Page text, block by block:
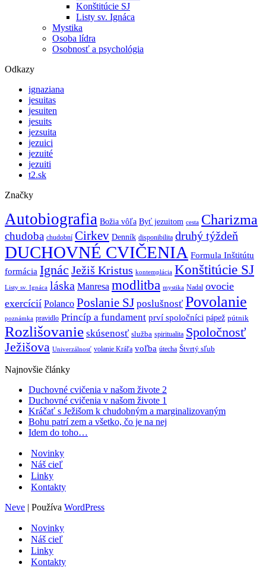
Konštitúcie SJ
Listy sv. Ignáca
Mystika
Osoba lídra
Osobnosť a psychológia
Odkazy
ignaziana
jesuitas
jesuiten
jesuits
jezsuita
jezuici
jezuité
jezuiti
t2.sk
Značky
Autobiografia Božia vôľa Byť jezuitom cesta Charizma
chudoba chudobní Cirkev Denník disponibilita druhý týždeň
DUCHOVNÉ CVIČENIA Formula Inštitútu
formácia Ignác Ježiš Kristus kontemplácia Konštitúcie SJ
Listy sv. Ignáca láska Manresa modlitba mystika Nadal ovocie
exercícií Polanco Poslanie SJ poslušnosť Povolanie
poznámka pravidlo Princíp a fundament prví spoločníci pápež pútnik
Rozlišovanie skúsenosť služba spiritualita Spoločnosť
Ježišova Univerzálnosť volanie Kráľa voľba útecha Štvrtý sľub
Najnovšie články
Duchovné cvičenia v našom živote 2
Duchovné cvičenia v našom živote 1
Kráčať s Ježišom k chudobným a marginalizovaným
Bohu patrí zem a všetko, čo je na nej
Idem do toho…
Novinky
Náš cieľ
Linky
Kontakty
Neve | Používa WordPress
Novinky
Náš cieľ
Linky
Kontakty